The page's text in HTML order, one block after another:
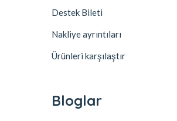
Destek Bileti
Nakliye ayrıntıları
Ürünleri karşılaştır
Bloglar